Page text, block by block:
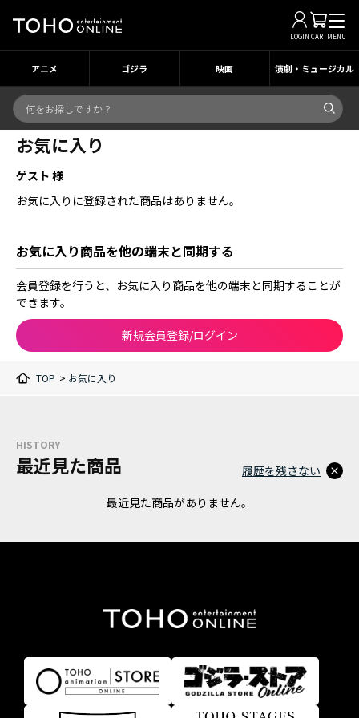
LOGIN CARTMENU
アニメ ゴジラ 映画 演劇・ミュージカル
お気に入り
ゲスト 様
お気に入りに登録された商品はありません。
お気に入り商品を他の端末と同期する
会員登録を行うと、お気に入り商品を他の端末と同期することが
できます。
新規会員登録/ログイン
TOP > お気に入り
HISTORY
最近見た商品
最近見た商品がありません。
履歴を残さない